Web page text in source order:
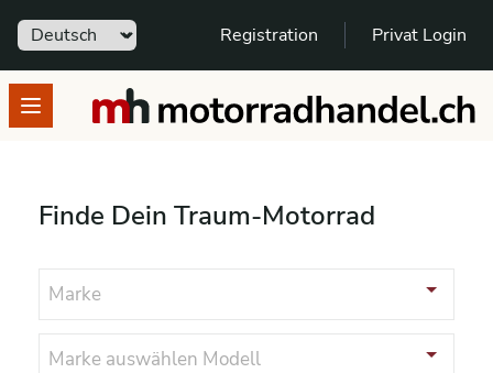
Sprache Registration Privat Login
Open menumotorradhandel.ch
Finde Dein Traum-Motorrad
Marke
Marke auswählen Modell